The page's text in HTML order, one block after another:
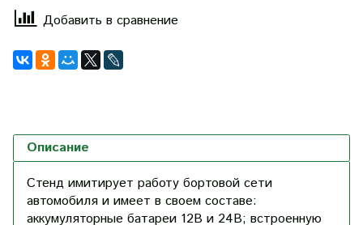
Добавить в сравнение
Описание
Стенд имитирует работу бортовой сети
автомобиля и имеет в своем составе:
аккумуляторные батареи 12В и 24В; встроенную